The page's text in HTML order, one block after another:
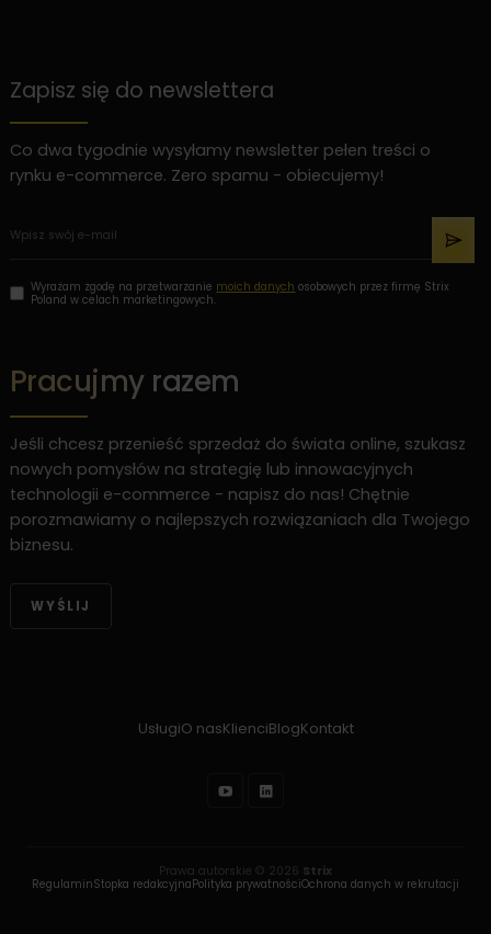
Zapisz się do newslettera
Co dwa tygodnie wysyłamy newsletter pełen treści o
rynku e-commerce. Zero spamu - obiecujemy!
Wyrażam zgodę na przetwarzanie moich danych osobowych przez firmę Strix
Poland w celach marketingowych.
Pracujmy razem
Jeśli chcesz przenieść sprzedaż do świata online, szukasz
nowych pomysłów na strategię lub innowacyjnych
technologii e-commerce - napisz do nas! Chętnie
porozmawiamy o najlepszych rozwiązaniach dla Twojego
biznesu.
WYŚLIJ
UsługiO nasKlienciBlogKontakt
Prawa autorskie © 2026 Strix
RegulaminStopka redakcyjna Polityka prywatnościOchrona danych w rekrutacji